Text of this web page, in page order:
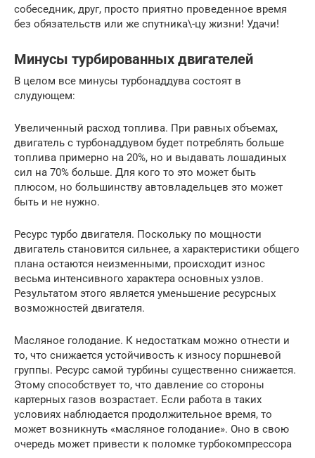
собеседник, друг, просто приятно проведенное время
без обязательств или же спутника\-цу жизни! Удачи!
Минусы турбированных двигателей
В целом все минусы турбонаддува состоят в
слудующем:
Увеличенный расход топлива. При равных объемах,
двигатель с турбонаддувом будет потреблять больше
топлива примерно на 20%, но и выдавать лошадиных
сил на 70% больше. Для кого то это может быть
плюсом, но большинству автовладельцев это может
быть и не нужно.
Ресурс турбо двигателя. Поскольку по мощности
двигатель становится сильнее, а характеристики общего
плана остаются неизменными, происходит износ
весьма интенсивного характера основных узлов.
Результатом этого является уменьшение ресурсных
возможностей двигателя.
Масляное голодание. К недостаткам можно отнести и
то, что снижается устойчивость к износу поршневой
группы. Ресурс самой турбины существенно снижается.
Этому способствует то, что давление со стороны
картерных газов возрастает. Если работа в таких
условиях наблюдается продолжительное время, то
может возникнуть «масляное голодание». Оно в свою
очередь может привести к поломке турбокомпрессора